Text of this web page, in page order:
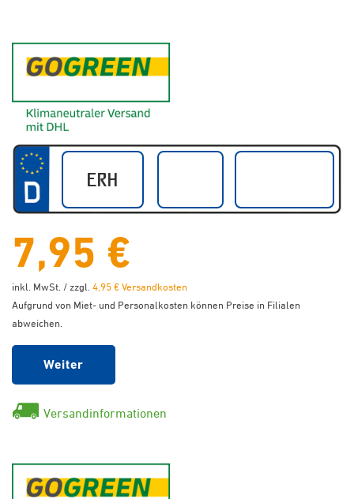
7,95 €
inkl. MwSt. / zzgl. 4,95 € Versandkosten
Aufgrund von Miet- und Personalkosten können Preise in Filialen
abweichen.
Weiter
Versandinformationen